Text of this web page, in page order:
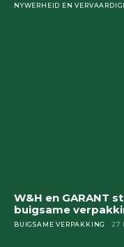
NYWERHEID EN
W&H en GARANT
buigsame
BUIGSAME VERPAKKING 27